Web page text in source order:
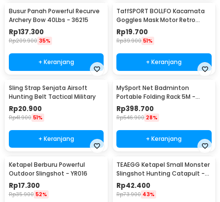
Busur Panah Powerful Recurve
Archery Bow 40Lbs - 36215
Rp137.300
Rp209.900 35%
+ Keranjang
TaffSPORT BOLLFO Kacamata
Goggles Mask Motor Retro
Windproof - MT-04
Rp19.700
Rp39.900 51%
+ Keranjang
Sling Strap Senjata Airsoft
Hunting Belt Tactical Military
Rp20.900
Rp41.900 51%
+ Keranjang
MySport Net Badminton
Portable Folding Rack 5M -
T300
Rp398.700
Rp546.900 28%
+ Keranjang
Ketapel Berburu Powerful
Outdoor Slingshot - YR016
Rp17.300
Rp35.900 52%
TEAEGG Ketapel Small Monster
Slingshot Hunting Catapult -
JH8171
Rp42.400
Rp73.900 43%